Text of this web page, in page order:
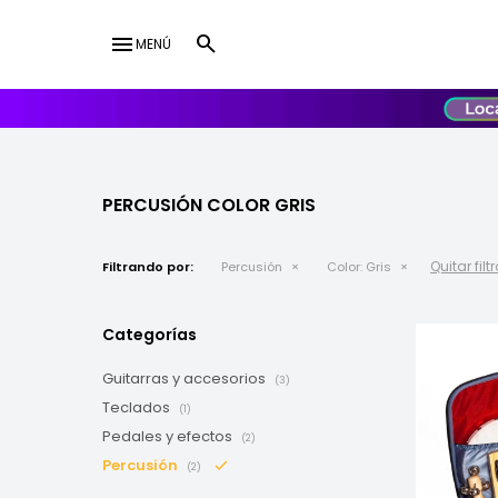
menuMENÚ
PERCUSIÓN COLOR GRIS
Filtrando por: Percusión Color: Gris Quitar
Categorías
Guitarras y accesorios (3)
Teclados (1)
Pedales y efectos (2)
Percusión (2)